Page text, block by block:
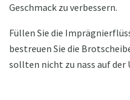
Geschmack zu verbessern.
Füllen Sie die
bestreuen Sie die
sollten nicht zu nass auf der